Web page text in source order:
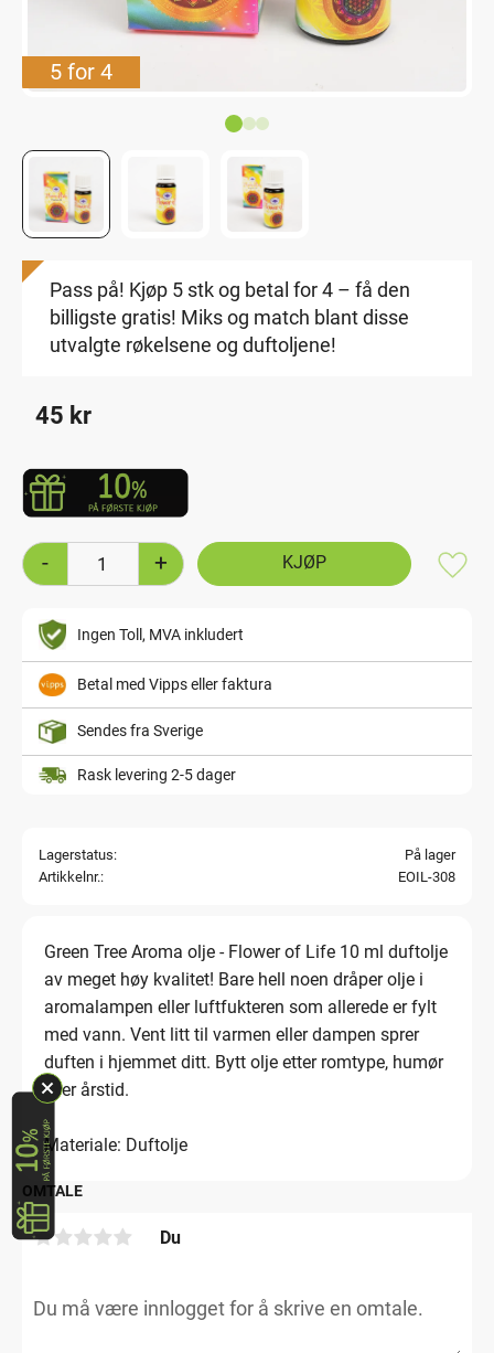
5 for 4
Pass på! Kjøp 5 stk og betal for 4 – få den
billigste gratis! Miks og match blant disse
utvalgte røkelsene og duftoljene!
45 kr
+
-
Ingen Toll, MVA inkludert
Betal med Vipps eller faktura
Sendes fra Sverige
Rask levering 2-5 dager
Lagerstatus
På lager
Artikkelnr.
EOIL-308
Green Tree Aroma olje - Flower of Life 10 ml duftolje
av meget høy kvalitet! Bare hell noen dråper olje i
aromalampen eller luftfukteren som allerede er fylt
med vann. Vent litt til varmen eller dampen sprer
duften i hjemmet ditt. Bytt olje etter romtype, humør
eller årstid.
Materiale: Duftolje
OMTALE
Du